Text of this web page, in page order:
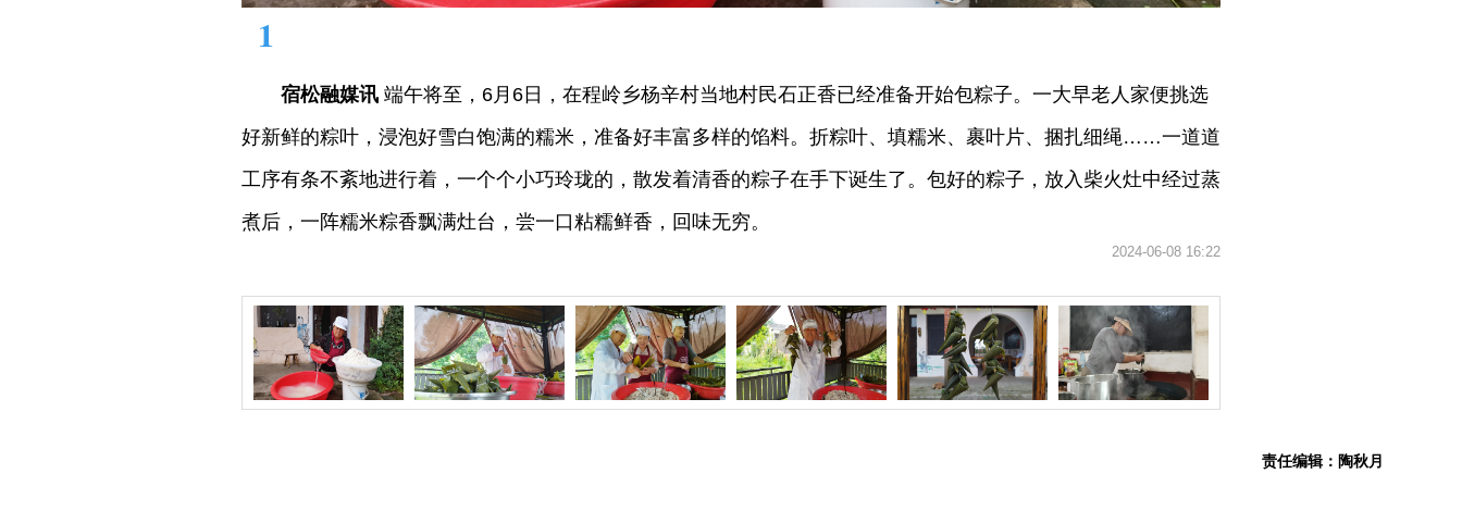
1
宿松融媒讯 端午将至，6月6日，在程岭乡杨辛村当地村民石正香已经准备开始包粽子。一大早老人家便挑选
好新鲜的粽叶，浸泡好雪白饱满的糯米，准备好丰富多样的馅料。折粽叶、填糯米、裹叶片、捆扎细绳……一道道
工序有条不紊地进行着，一个个小巧玲珑的，散发着清香的粽子在手下诞生了。包好的粽子，放入柴火灶中经过蒸
煮后，一阵糯米粽香飘满灶台，尝一口粘糯鲜香，回味无穷。
2024-06-08 16:22
责任编辑：陶秋月